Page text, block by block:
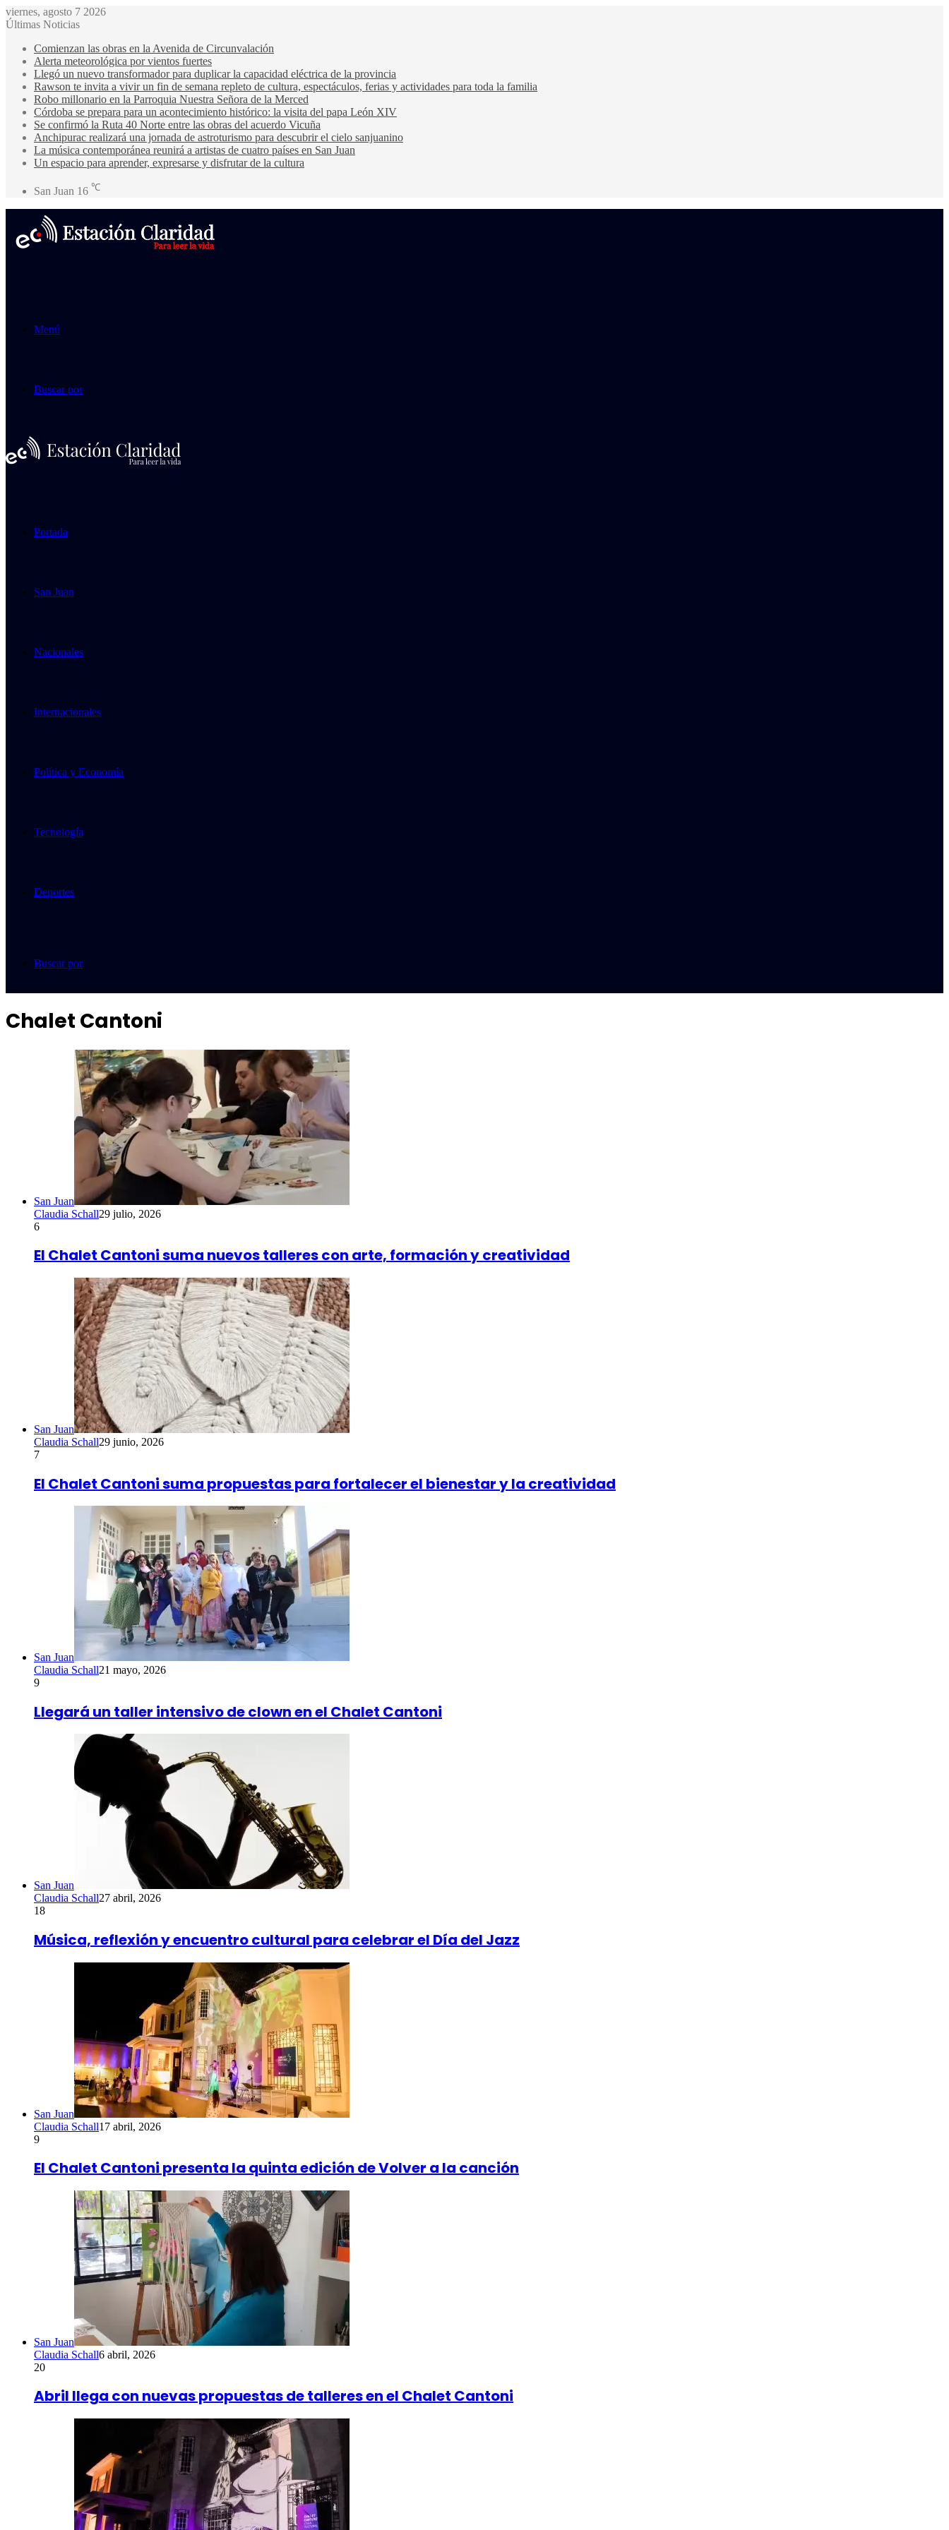
viernes, agosto 7 2026
Últimas Noticias
Comienzan las obras en la Avenida de Circunvalación
Alerta meteorológica por vientos fuertes
Llegó un nuevo transformador para duplicar la capacidad eléctrica de la provincia
Rawson te invita a vivir un fin de semana repleto de cultura, espectáculos, ferias y actividades para toda la familia
Robo millonario en la Parroquia Nuestra Señora de la Merced
Córdoba se prepara para un acontecimiento histórico: la visita del papa León XIV
Se confirmó la Ruta 40 Norte entre las obras del acuerdo Vicuña
Anchipurac realizará una jornada de astroturismo para descubrir el cielo sanjuanino
La música contemporánea reunirá a artistas de cuatro países en San Juan
Un espacio para aprender, expresarse y disfrutar de la cultura
San Juan 16 ℃
Menú
Buscar por
Portada
San Juan
Nacionales
Internacionales
Política y Economía
Tecnología
Deportes
Buscar por
Chalet Cantoni
San Juan
Claudia Schall29 julio, 2026
6
El Chalet Cantoni suma nuevos talleres con arte, formación y creatividad
San Juan
Claudia Schall29 junio, 2026
7
El Chalet Cantoni suma propuestas para fortalecer el bienestar y la creatividad
San Juan
Claudia Schall21 mayo, 2026
9
Llegará un taller intensivo de clown en el Chalet Cantoni
San Juan
Claudia Schall27 abril, 2026
18
Música, reflexión y encuentro cultural para celebrar el Día del Jazz
San Juan
Claudia Schall17 abril, 2026
9
El Chalet Cantoni presenta la quinta edición de Volver a la canción
San Juan
Claudia Schall6 abril, 2026
20
Abril llega con nuevas propuestas de talleres en el Chalet Cantoni